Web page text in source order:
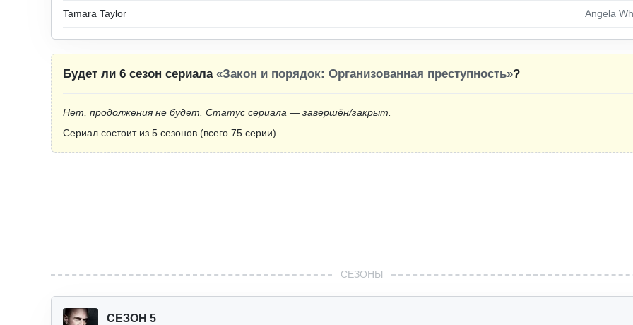
Tamara Taylor Angela
Будет ли 6 сезон сериала «Закон и порядок: Организованная преступность»?
Нет, продолжения не будет. Статус сериала — завершён/закрыт.
Сериал состоит из 5 сезонов (всего 75 серии).
СЕЗОНЫ
СЕЗОН 5